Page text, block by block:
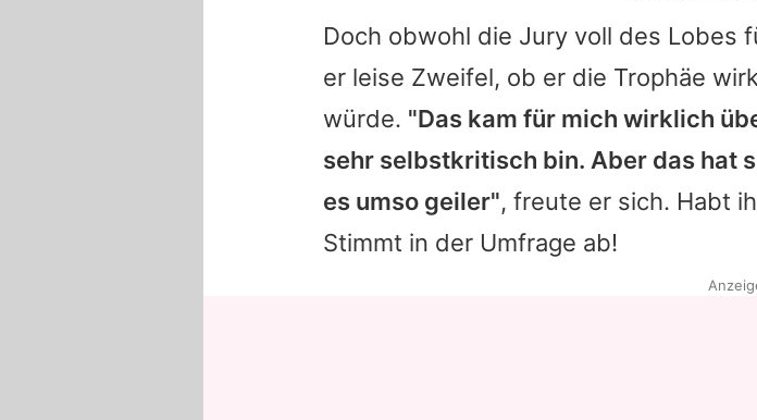
Doch obwohl die Jury voll des Lobes
er leise Zweifel, ob er die Trophäe
würde. "Das kam für mich wirklich
sehr selbstkritisch bin. Aber das hat
es umso geiler", freute er sich. Habt
Stimmt in der Umfrage ab!